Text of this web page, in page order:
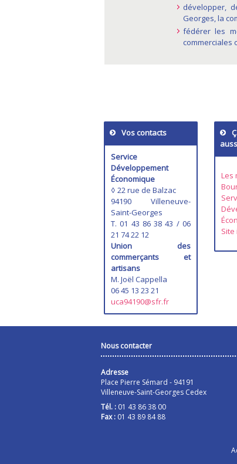
développer,
Georges, la
fédérer les
commerciales
Vos contacts
Service
Développement
Économique
◊ 22 rue de Balzac
94190 Villeneuve-
Saint-Georges
T. 01 43 86 38 43 / 06
21 74 22 12
Union des
commerçants et
artisans
M. Joël Cappella
06 45 13 23 21
uca94190@sfr.fr
Les
Site
Nous contacter
Adresse
Place Pierre Sémard - 94191
Villeneuve-Saint-Georges Cedex
Tél. : 01 43 86 38 00
Fax : 01 43 89 84 88